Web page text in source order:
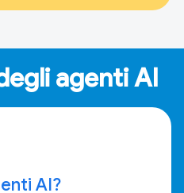
agenti AI
AI?